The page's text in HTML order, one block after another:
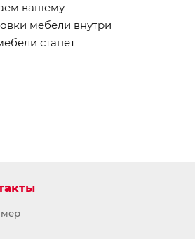
вашему
мебели внутри
станет